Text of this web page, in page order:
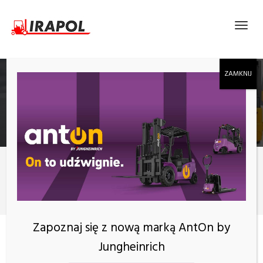
Nowości
Jak wózki widłowe mogą zwiększać bezpieczeństwo pracy w
Zapoznaj się z nową marką AntOn by
Jungheinrich